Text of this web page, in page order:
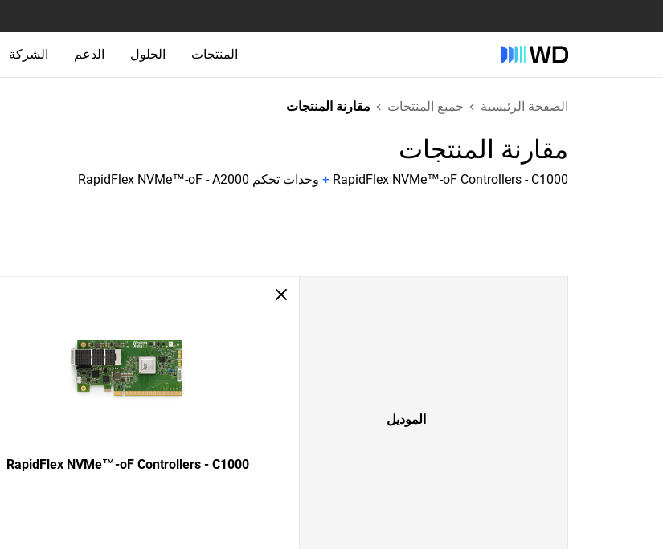
المنتجات الحلول الدعم الشركة
الصفحة الرئيسية جميع المنتجات مقارنة المنتجات
مقارنة المنتجات
RapidFlex NVMe™-oF Controllers - C1000
+ وحدات تحكم RapidFlex NVMe™-oF - A2000
الموديل
RapidFlex NVMe™-oF Controllers - C1000